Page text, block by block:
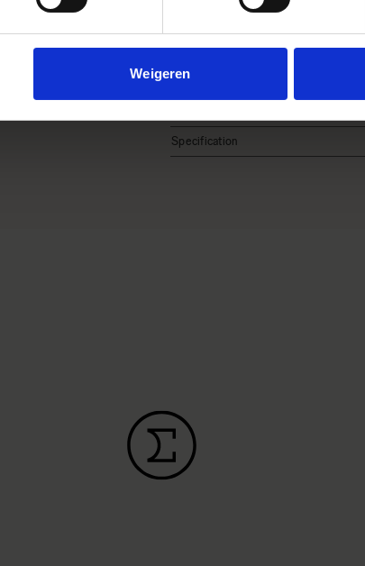
Weigeren
Monture
Accessory Type
Specification